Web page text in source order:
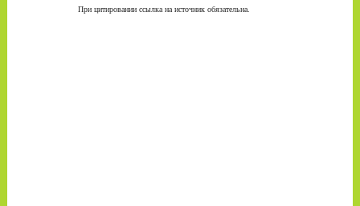
При цитировании ссылка на источник обязательна.